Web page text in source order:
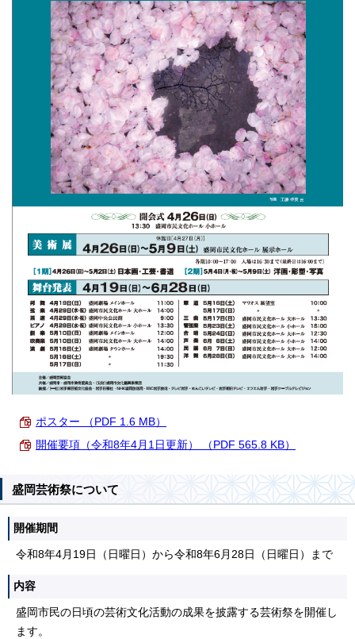
ポスター （PDF 1.6 MB）
開催要項（令和8年4月1日更新） （PDF 565.8 KB）
盛岡芸術祭について
開催期間
令和8年4月19日（日曜日）から令和8年6月28日（日曜日）まで
内容
盛岡市民の日頃の芸術文化活動の成果を披露する芸術祭を開催し
ます。